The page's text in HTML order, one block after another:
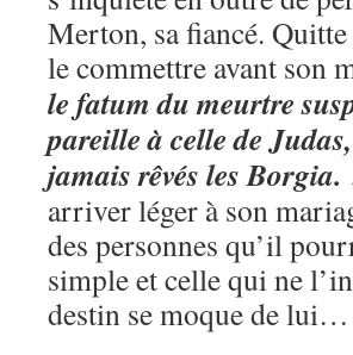
Merton, sa fiancé.
le commettre avant son
le fatum du meurtre
pareille à celle de
jamais rêvés les Borgia.
arriver léger à son
des personnes qu’il
simple et celle qui ne
destin se moque de lui…